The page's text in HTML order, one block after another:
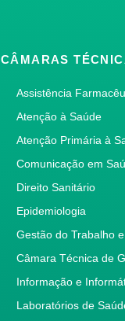
CÂMARAS
Assistência
Atenção à Saúde
Atenção Primária à
Comunicação em
Direito Sanitário
Epidemiologia
Gestão do Trabalho
Câmara Técnica de
Informação e
Laboratórios de